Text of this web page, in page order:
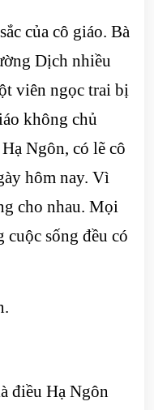
của cô giáo. Bà
Dịch nhiều
viên ngọc trai bị
không chủ
Ngôn, có lẽ cô
hôm nay. Vì
cho nhau. Mọi
cuộc sống đều có
điều Hạ Ngôn